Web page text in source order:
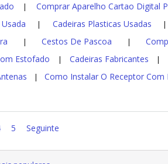
| Comprar Aparelho Cartao Digital
| Cadeiras Plasticas Usadas
| Cestos De Pascoa |
Estofado | Cadeiras Fabricantes |
| Como Instalar O Receptor Com
5 Seguinte